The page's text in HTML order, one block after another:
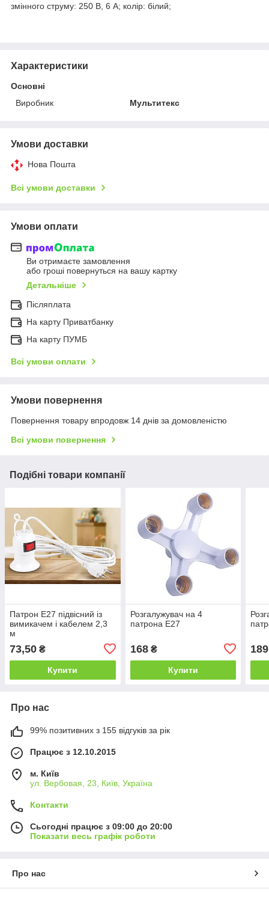
змінного струму: 250 В, 6 A; колір: білий;
Характеристики
Основні
Виробник
Мультитекс
Умови доставки
Нова Пошта
Всі умови доставки
Умови оплати
Ви отримаєте замовлення
або гроші повернуться на вашу картку
Детальніше
Післяплата
На карту Приватбанку
На карту ПУМБ
Всі умови оплати
Умови повернення
Повернення товару впродовж 14 днів за домовленістю
Всі умови повернення
Подібні товари компанії
Патрон E27 підвісний із
вимикачем і кабелем 2,3
м
73,50 ₴
Купити
Розгалужувач на 4
патрона E27
168₴
Купити
189
Про нас
99% позитивних з 155 відгуків за рік
Працює з 12.10.2015
м. Київ
ул. Вербовая, 23, Київ, Україна
Контакти
Сьогодні працює з 09:00 до 20:00
Показати весь графік роботи
Про нас